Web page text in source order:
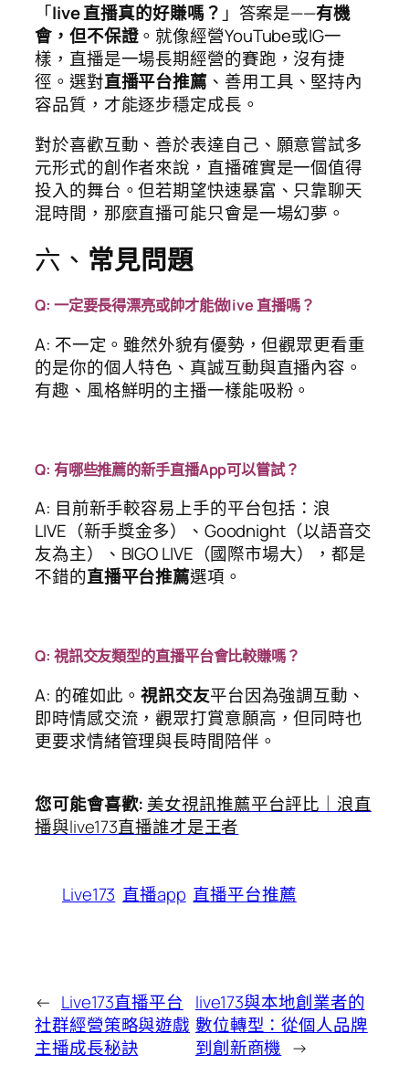
「live 直播真的好賺嗎？ 」答案是——有機
會，但不保證。就像經營YouTube或IG一
樣，直播是一場長期經營的賽跑，沒有捷
徑。選對直播平台推薦 、善用工具、堅持內
容品質，才能逐步穩定成長。
對於喜歡互動、善於表達自己、願意嘗試多
元形式的創作者來說，直播確實是一個值得
投入的舞台。但若期望快速暴富、只靠聊天
混時間，那麼直播可能只會是一場幻夢。
六、 常見問題
Q: 一定要長得漂亮或帥才能做live 直播嗎？
A: 不一定。雖然外貌有優勢，但觀眾更看重
的是你的個人特色、真誠互動與直播內容。
有趣、風格鮮明的主播一樣能吸粉。
Q: 有哪些推薦的新手直播App可以嘗試？
A: 目前新手較容易上手的平台包括：浪
LIVE（新手獎金多）、Goodnight（以語音交
友為主）、BIGO LIVE（國際市場大），都是
不錯的直播平台推薦選項。
Q: 視訊交友類型的直播平台會比較賺嗎？
A: 的確如此。視訊交友平台因為強調互動、
即時情感交流，觀眾打賞意願高，但同時也
更要求情緒管理與長時間陪伴。
您可能會喜歡: 美女視訊推薦平台評比｜浪直
播與live173直播誰才是王者
Live173 直播app 直播平台推薦
← Live173直播平台
社群經營策略與遊戲
主播成長秘訣
live173與本地創業者的
數位轉型：從個人品牌
到創新商機 →